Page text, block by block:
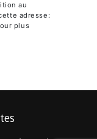
au
adresse:
plus